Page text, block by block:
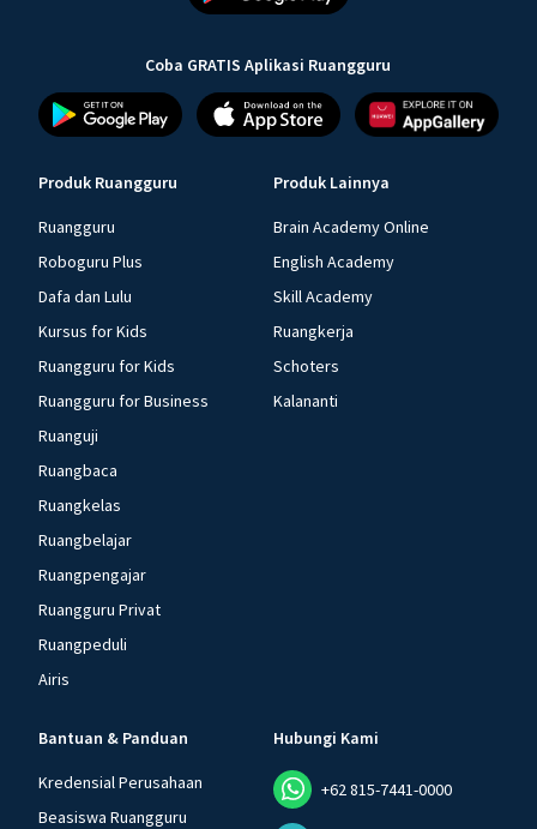
Coba GRATIS Aplikasi Ruangguru
Produk Ruangguru
Ruangguru
Roboguru Plus
Dafa dan Lulu
Kursus for Kids
Ruangguru for Kids
Ruangguru for Business
Ruanguji
Ruangbaca
Ruangkelas
Ruangbelajar
Ruangpengajar
Ruangguru Privat
Ruangpeduli
Airis
Produk Lainnya
Brain Academy Online
English Academy
Skill Academy
Ruangkerja
Schoters
Kalananti
Bantuan & Panduan
Kredensial Perusahaan
Beasiswa Ruangguru
Hubungi Kami
+62 815-7441-0000